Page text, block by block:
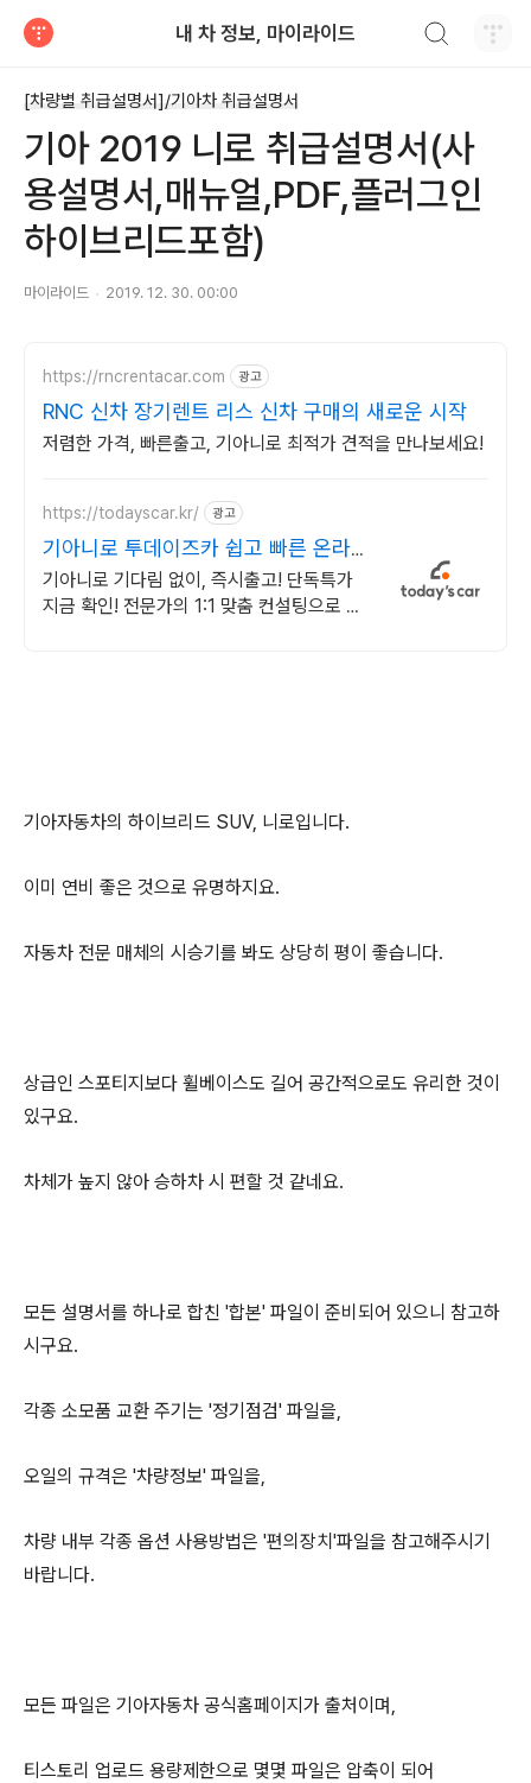
내 차 정보, 마이라이드
[차량별 취급설명서]/기아차 취급설명서
기아 2019 니로 취급설명서(사
용설명서,매뉴얼,PDF,플러그인
하이브리드포함)
마이라이드 2019. 12. 30. 00:00
https://rncrentacar.com 광고
RNC 신차 장기렌트 리스 신차 구매의 새로운 시작
저렴한 가격, 빠른출고, 기아니로 최적가 견적을 만나보세요!
https://todayscar.kr/ 광고
기아니로 투데이즈카 쉽고 빠른 온라인
견적
기아니로 기다림 없이, 즉시출고! 단독특가
지금 확인! 전문가의 1:1 맞춤 컨설팅으로 합
기아자동차의 하이브리드 SUV, 니로입니다.
이미 연비 좋은 것으로 유명하지요.
자동차 전문 매체의 시승기를 봐도 상당히 평이 좋습니다.
상급인 스포티지보다 휠베이스도 길어 공간적으로도 유리한 것이
있구요.
차체가 높지 않아 승하차 시 편할 것 같네요.
모든 설명서를 하나로 합친 '합본' 파일이 준비되어 있으니 참고하
시구요.
각종 소모품 교환 주기는 '정기점검' 파일을,
오일의 규격은 '차량정보' 파일을,
차량 내부 각종 옵션 사용방법은 '편의장치'파일을 참고해주시기
바랍니다.
모든 파일은 기아자동차 공식홈페이지가 출처이며,
티스토리 업로드 용량제한으로 몇몇 파일은 압축이 되어